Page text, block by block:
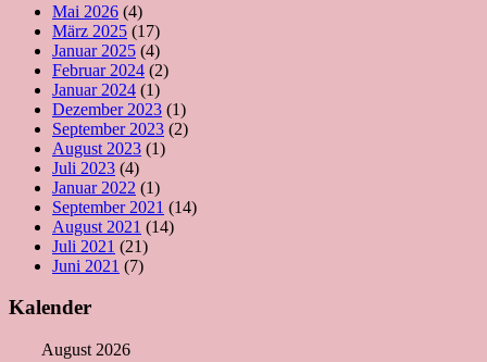
Mai 2026 (4)
März 2025 (17)
Januar 2025 (4)
Februar 2024 (2)
Januar 2024 (1)
Dezember 2023 (1)
September 2023 (2)
August 2023 (1)
Juli 2023 (4)
Januar 2022 (1)
September 2021 (14)
August 2021 (14)
Juli 2021 (21)
Juni 2021 (7)
Kalender
August 2026